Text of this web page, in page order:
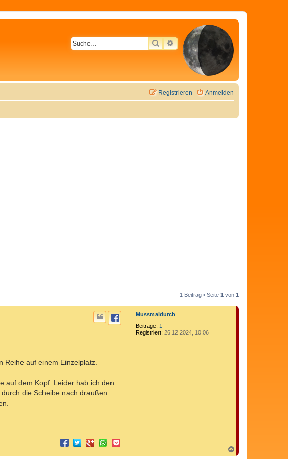
SUCHEERWEITERTE SUCHE
Anmelden
Registrieren
1 Beitrag • Seite 1 von 1
Mussmaldurch
Beiträge: 1
Registriert: 26.12.2024, 10:06
auf einem Einzelplatz.
auf dem Kopf. Leider hab ich den
die Scheibe nach draußen
a